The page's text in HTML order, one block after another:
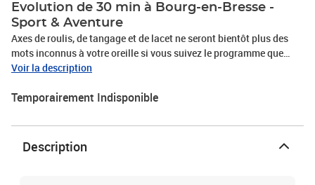
Evolution de 30 min à Bourg-en-Bresse -
Sport & Aventure
Axes de roulis, de tangage et de lacet ne seront bientôt plus des
mots inconnus à votre oreille si vous suivez le programme que
vous réserve Aeroalternative Gemilis Formation. Depuis
vol en ULM XL8 Evolution de 30 minutes. Un appareil ultraléger
survoler les paysages à couper le souffle de la région. Découvrez
notamment les montages du Jura, la rivière d’Ain, le viaduc de Cize
Bolozon ainsi que les eaux turquoise du lac de Nantua. Une
Voir la description
Temporairement Indisponible
Description